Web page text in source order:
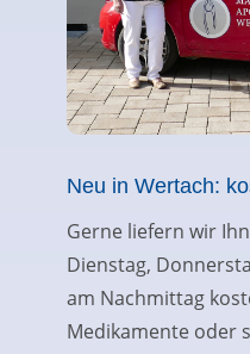
Neu in Wertach:
Gerne liefern wir
Dienstag,
am Nachmittag
Medikamente oder